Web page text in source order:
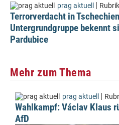
prag aktuell |
Terrorverdacht in
Untergrundgruppe bekennt
Pardubice
Mehr zum Thema
prag aktuell |
Wahlkampf: Václav Klaus
AfD